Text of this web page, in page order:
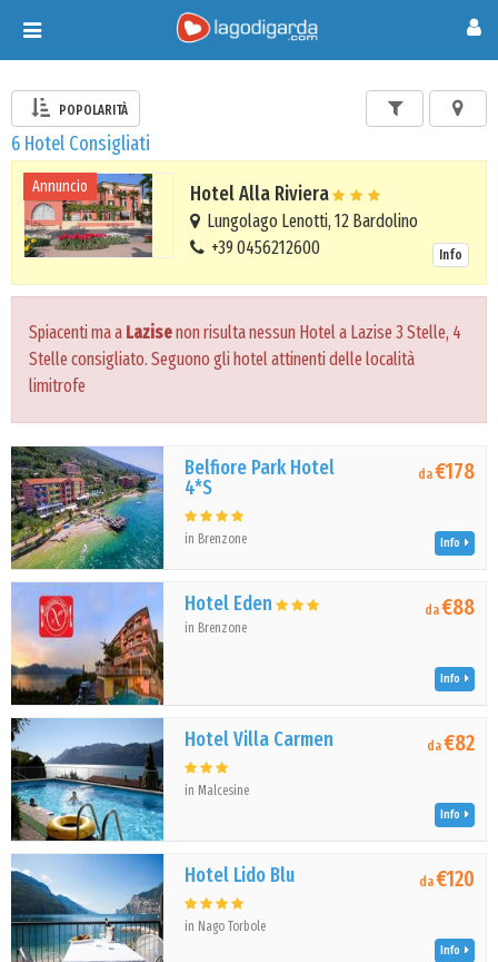
Toggle
navigation
POPOLARITÀ
6 Hotel Consigliati
Annuncio Hotel Alla Riviera
Lungolago Lenotti, 12 Bardolino
+39 0456212600
Info
Spiacenti ma a Lazisenon risulta nessun Hotel a Lazise 3 Stelle, 4
Stelle consigliato. Seguono gli hotel attinenti delle località
limitrofe
Belfiore Park Hotel
4*S
in Brenzone
da€178
Info
Hotel Eden
in Brenzone
da€88
Info
Hotel Villa Carmen
in Malcesine
da€82
Info
Hotel Lido Blu
in Nago Torbole
da€120
Info